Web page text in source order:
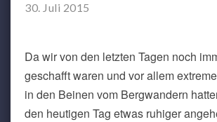
30. Juli 2015
Da wir von den letzten Tagen noch
geschafft waren und vor allem
in den Beinen vom Bergwandern
den heutigen Tag etwas ruhiger